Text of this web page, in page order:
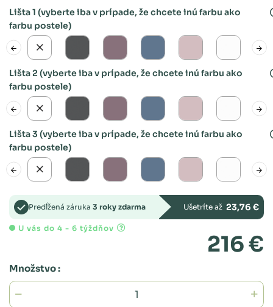
Lišta 1 (vyberte iba v prípade, že chcete inú farbu ako
farbu postele)
Lišta 2 (vyberte iba v prípade, že chcete inú farbu ako
farbu postele)
Lišta 3 (vyberte iba v prípade, že chcete inú farbu ako
farbu postele)
Predĺžená záruka 3 roky zdarma Ušetríte až 23,76 €
U vás do 4 - 6 týždňov
216 €
Množstvo :